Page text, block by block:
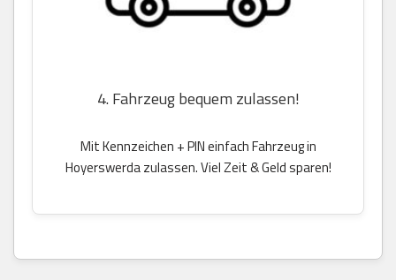
4. Fahrzeug bequem zulassen!
Mit Kennzeichen + PIN einfach Fahrzeug in
Hoyerswerda zulassen. Viel Zeit & Geld sparen!